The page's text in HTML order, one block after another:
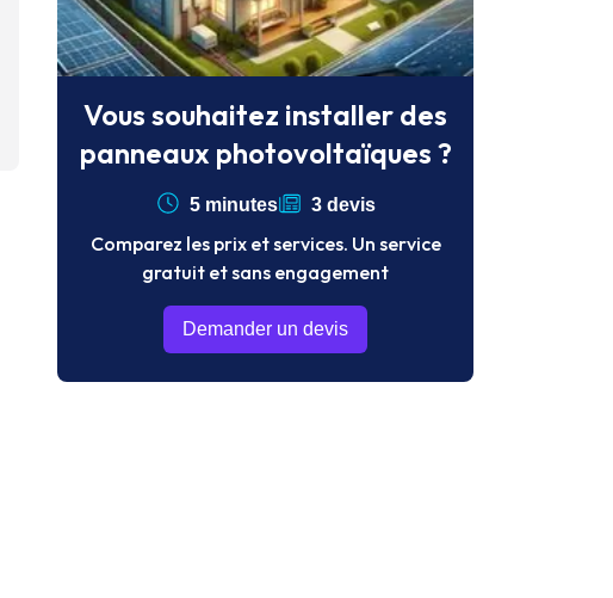
Vous souhaitez installer des
panneaux photovoltaïques ?
5 minutes 3 devis
Comparez les prix et services. Un service
gratuit et sans engagement
Demander un devis